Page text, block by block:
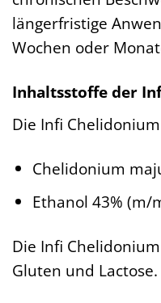
längerfristige
Wochen oder
Inhaltsstoffe der
Die Infi
Chelidonium
Ethanol 43% (m/
Die Infi
Gluten und Lactose.